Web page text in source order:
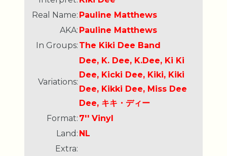
Real Name: Pauline Matthews
AKA: Pauline Matthews
In Groups: The Kiki Dee Band
Variations:
Dee, K. Dee, K.Dee, Ki Ki
Dee, Kicki Dee, Kiki, Kiki
Dee, Kikki Dee, Miss Dee
Dee, キキ・ディー
Format: 7'' Vinyl
Land: NL
Extra: